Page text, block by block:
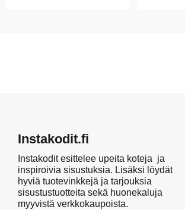
Instakodit.fi
Instakodit esittelee upeita koteja ja
inspiroivia sisustuksia. Lisäksi löydät
hyviä tuotevinkkejä ja tarjouksia
sisustustuotteita sekä huonekaluja
myyvistä verkkokaupoista.